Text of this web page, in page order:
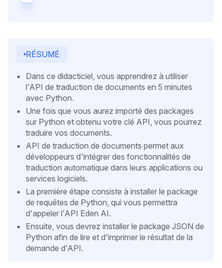
RÉSUMÉ
Dans ce didacticiel, vous apprendrez à utiliser
l'API de traduction de documents en 5 minutes
avec Python.
Une fois que vous aurez importé des packages
sur Python et obtenu votre clé API, vous pourrez
traduire vos documents.
API de traduction de documents permet aux
développeurs d'intégrer des fonctionnalités de
traduction automatique dans leurs applications ou
services logiciels.
La première étape consiste à installer le package
de requêtes de Python, qui vous permettra
d'appeler l'API Eden AI.
Ensuite, vous devrez installer le package JSON de
Python afin de lire et d'imprimer le résultat de la
demande d'API.